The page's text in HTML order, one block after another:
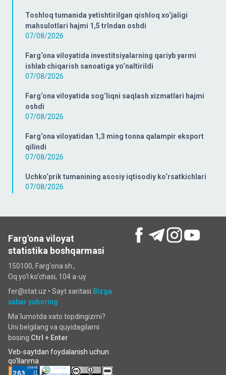
Toshloq tumanida yetishtirilgan qishloq xo‘jaligi
mahsulotlari hajmi 1,5 trlndan oshdi
07/08/2026
Farg‘ona viloyatida investitsiyalarning qariyb yarmi
ishlab chiqarish sanoatiga yo‘naltirildi
07/08/2026
Farg‘ona viloyatida sog‘liqni saqlash xizmatlari hajmi
oshdi
07/08/2026
Farg‘ona viloyatidan 1,3 ming tonna qalampir eksport
qilindi
07/08/2026
Uchko‘prik tumanining asosiy iqtisodiy ko‘rsatkichlari
07/08/2026
Farg'ona viloyat
statistika boshqarmasi
150100, Farg'ona sh.,
Oq yo'l ko‘chаsi, 104 a-uy
fer@stat.uz • Sayt xaritasi Bizga
xabar yuboring
Ma`lumotda xato topdingizmi?
Uni belgilang va quyidagilarni
bosing Ctrl + Enter
Veb-saytdan foydalanish uchun
qo'llanma